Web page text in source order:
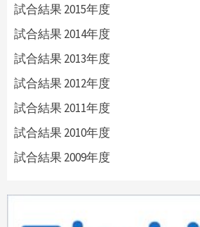
試合結果 2015年度
試合結果 2014年度
試合結果 2013年度
試合結果 2012年度
試合結果 2011年度
試合結果 2010年度
試合結果 2009年度